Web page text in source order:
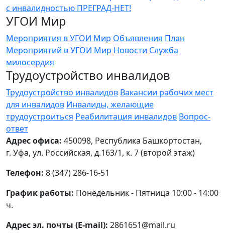
УГОИ Мир
Мероприятия в УГОИ Мир Объявления План
Мероприятий в УГОИ Мир Новости Служба
милосердия
Трудоустройство инвалидов
Трудоустройство инвалидов Вакансии рабочих мест
для инвалидов Инвалиды, желающие
трудоустроиться Реабилитация инвалидов Вопрос-
ответ
Адрес офиса: 450098, Республика Башкортостан,
г. Уфа, ул. Российская, д.163/1, к. 7 (второй этаж)
Телефон: 8 (347) 286-16-51
График работы: Понедельник - Пятница 10:00 - 14:00
ч.
Адрес эл. почты (E-mail): 2861651@mail.ru